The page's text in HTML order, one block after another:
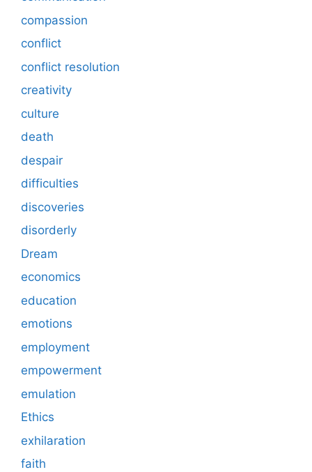
compassion
conflict
conflict resolution
creativity
culture
death
despair
difficulties
discoveries
disorderly
Dream
economics
education
emotions
employment
empowerment
emulation
Ethics
exhilaration
faith